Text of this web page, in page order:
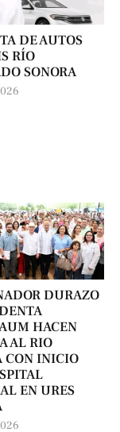
DE AUTOS
RÍO
SONORA
DURAZO
HACEN
AL RIO
CON INICIO
EN URES